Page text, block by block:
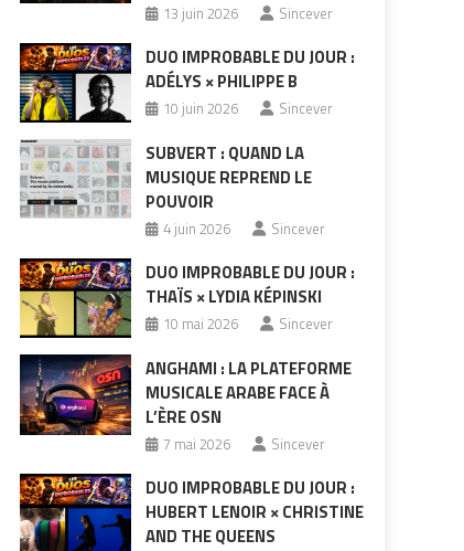
13 juin 2026 Sincever
DUO IMPROBABLE DU JOUR :
ADÉLYS × PHILIPPE B
10 juin 2026 Sincever
SUBVERT : QUAND LA
MUSIQUE REPREND LE
POUVOIR
4 juin 2026 Sincever
DUO IMPROBABLE DU JOUR :
THAÏS × LYDIA KÉPINSKI
10 mai 2026 Sincever
ANGHAMI : LA PLATEFORME
MUSICALE ARABE FACE À
L’ÈRE OSN
7 mai 2026 Sincever
DUO IMPROBABLE DU JOUR :
HUBERT LENOIR × CHRISTINE
AND THE QUEENS